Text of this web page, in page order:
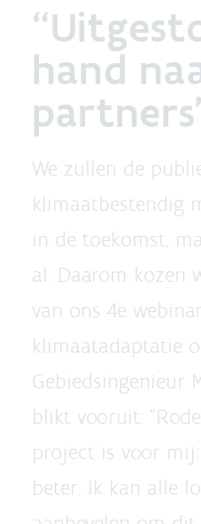
hand
We zullen de
klimaatbestendig
in de toekomst,
al. Daarom kozen
van ons 4e
klimaatadaptatie
Gebiedsingenieur
blikt vooruit:
project is voor
beter. Ik kan alle